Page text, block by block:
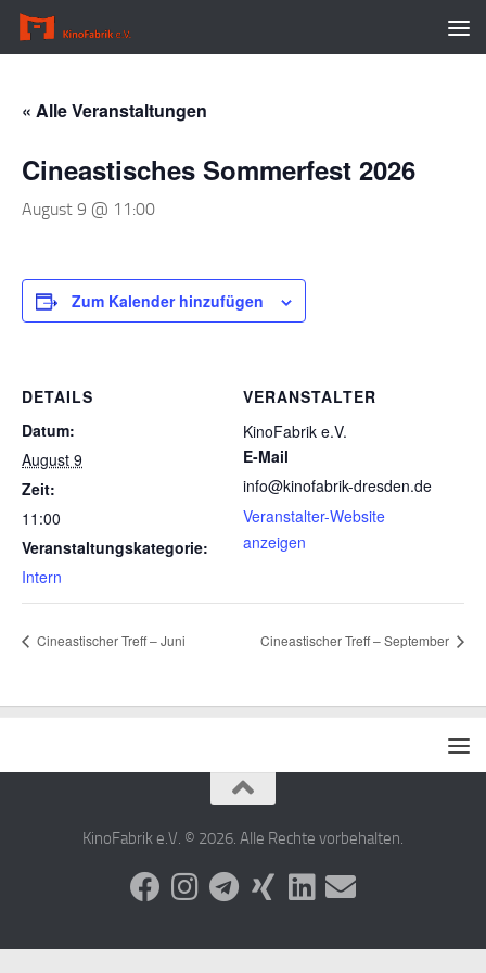
Zum Inhalt springen
« Alle Veranstaltungen
Cineastisches Sommerfest 2026
August 9 @ 11:00
Zum Kalender hinzufügen
DETAILS
Datum:
August 9
Zeit:
11:00
Veranstaltungskategorie:
Intern
VERANSTALTER
KinoFabrik e.V.
E-Mail
info@kinofabrik-dresden.de
Veranstalter-Website
anzeigen
Cineastischer Treff – Juni Cineastischer Treff – September
KinoFabrik e.V. © 2026. Alle Rechte vorbehalten.